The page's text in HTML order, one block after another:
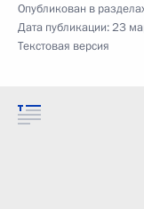
Опубликован в
Дата публикации:23
Текстовая версия